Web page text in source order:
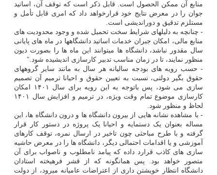
منابع آن ممکن الحصول است. قابل ذکر است که توقف آن، اساتید
جوان را در معرض نتایج خود قرارخواهد داد که امری قابل تأمل و
مستلزم تدقیق و دوراندیشی است.
- چنانچه به دلیلهای شرایط سخت تحمیل شده و وجود محدودیت های
منابع مالی، امکان جبران خدمات اساتید دانشگاهها در ماه های پایانی
سال مقدور نباشد، دانشگاه ها میتوانند این ماه ها را بصورت دیون
منظور نمایند، تا در زمان مناسب تدبیر کارسازی اندیشیده شود."
- حسب رویه های بودجه سالیانه هر سال به مانند سایر گروههای
حقوق بگیر دولتی، نسبت به تعیین حقوق و احیانا ترمیم آن تصمیم
سازی می شود، پس باتوجه به این رویه برای سال ۱۴۰۱ امکان
کارسازی موضوع تمام وقت ویژه، در ترمیم و افزایش سال ۱۴۰۱
لحاظ و منظور شود.
- با مشاهده نشانه هایی از بیرون دانشگاه ها و درون دانشگاه ها، این
مساله بعنوان یک دستمایه و احیانا یک پروژه در دستور کار قرار
گرفته و با طرح مباحثی چون تاخیر در ارسال نمره، توقف کارهای
آموزشی و یا اقدامات احتمالی دیگر، دانشگاه ها را در معرض حاشیه
سازی های کاذب قرارد داده که پیامد نامطلوب و ناصواب برای آن
متصور خواهد بود. پس همانگونه که از قشر فرهیخته استادان
دانشگاه انتظار خویشتن داری از اعتراضات عامیانه میرود، از دولت